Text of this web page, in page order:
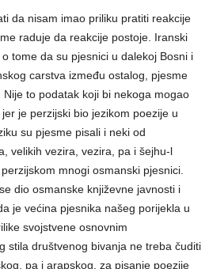
da nisam imao priliku pratiti reakcije
raduje da reakcije postoje. Iranski
tome da su pjesnici u dalekoj Bosni i
carstva između ostalog, pjesme
to podatak koji bi nekoga mogao
je perzijski bio jezikom poezije u
su pjesme pisali i neki od
velikih vezira, vezira, pa i šejhu-l
mnogi osmanski pjesnici.
dio osmanske književne javnosti i
je većina pjesnika našeg porijekla u
svojstvene osnovnim
stila društvenog bivanja ne treba čuditi
pa i arapskog, za pisanje poezije